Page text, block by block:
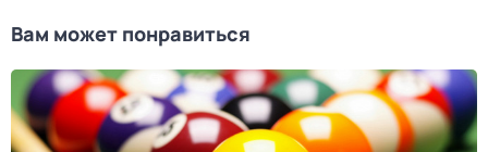
Вам может понравиться